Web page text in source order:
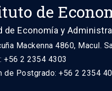
de
de Economía y
Mackenna 4860, Macul.
+56 2 2354 4303
de Postgrado: +56 2 2354